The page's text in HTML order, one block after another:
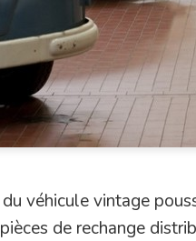
du véhicule vintage
de rechange